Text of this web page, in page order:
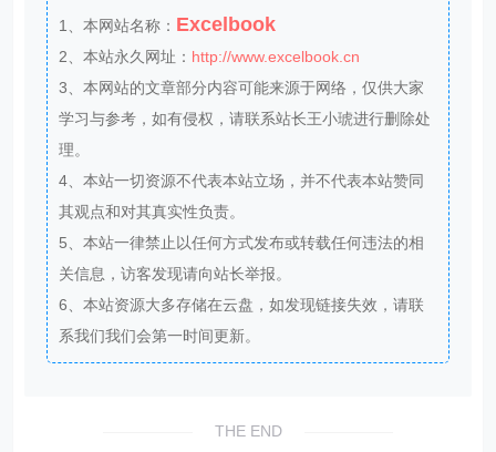
1、本网站名称： Excelbook
2、本站永久网址： http://www.excelbook.cn
3、本网站的文章部分内容可能来源于网络，仅供大家
学习与参考，如有侵权，请联系站长王小琥进行删除处
理。
4、本站一切资源不代表本站立场，并不代表本站赞同
其观点和对其真实性负责。
5、本站一律禁止以任何方式发布或转载任何违法的相
关信息，访客发现请向站长举报。
6、本站资源大多存储在云盘，如发现链接失效，请联
系我们我们会第一时间更新。
THE END